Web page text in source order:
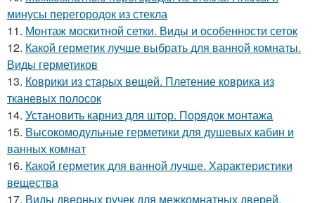
минусы перегородок из стекла
11. Монтаж москитной сетки. Виды и особенности сеток
12. Какой герметик лучше выбрать для ванной комнаты.
Виды герметиков
13. Коврики из старых вещей. Плетение коврика из
тканевых полосок
14. Установить карниз для штор. Порядок монтажа
15. Высокомодульные герметики для душевых кабин и
ванных комнат
16. Какой герметик для ванной лучше. Характеристики
вещества
17. Виды дверных ручек для межкомнатных дверей.